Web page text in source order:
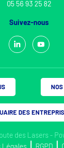
05 56 93 25 82
Suivez-nous
des Lasers -
Légales
RGPD
DES